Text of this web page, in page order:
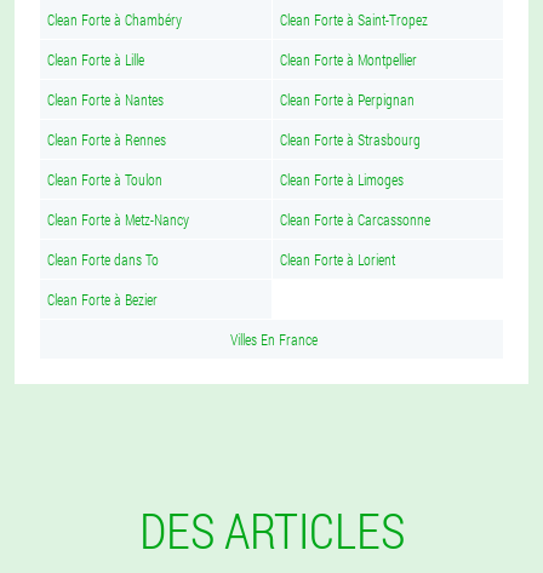
Clean Forte à Chambéry Clean Forte à Saint-Tropez
Clean Forte à Lille Clean Forte à Montpellier
Clean Forte à Nantes Clean Forte à Perpignan
Clean Forte à Rennes Clean Forte à Strasbourg
Clean Forte à Toulon Clean Forte à Limoges
Clean Forte à Metz-Nancy Clean Forte à Carcassonne
Clean Forte dans To Clean Forte à Lorient
Clean Forte à Bezier
Villes En France
DES ARTICLES